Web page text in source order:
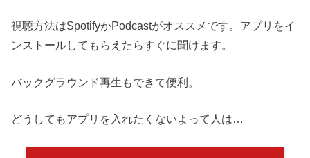
視聴方法はSpotifyかPodcastがオススメです。アプリをイ
ンストールしてもらえたらすぐに聞けます。
バックグラウンド再生もできて便利。
どうしてもアプリを入れたくないよって人は…